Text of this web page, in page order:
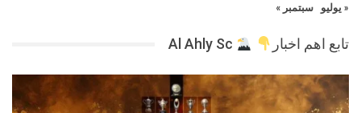
« يوليو
سبتمبر »
تابع اهم اخبار